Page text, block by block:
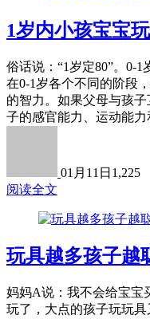
1岁内小孩宝宝
俗话说：“1岁定80”。0-
在0-1岁各个不同的阶段
的智力。如果父母与孩
子的感官能力、运动能力
01月11日 1,225
阅读全文
玩具越多孩子越
妈妈A说：我不会给宝宝
玩了，大点的孩子玩玩